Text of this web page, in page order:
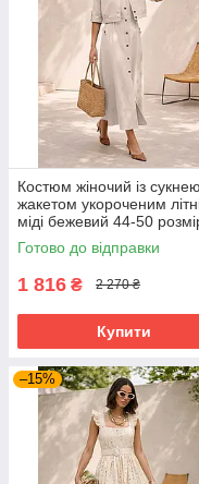
Костюм жіночий із
жакетом укороченим
міді бежевий 44-50
Готово до відправки
1 816 ₴ 2 270 ₴
Купити
–15%